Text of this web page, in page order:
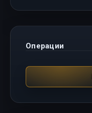
Операции